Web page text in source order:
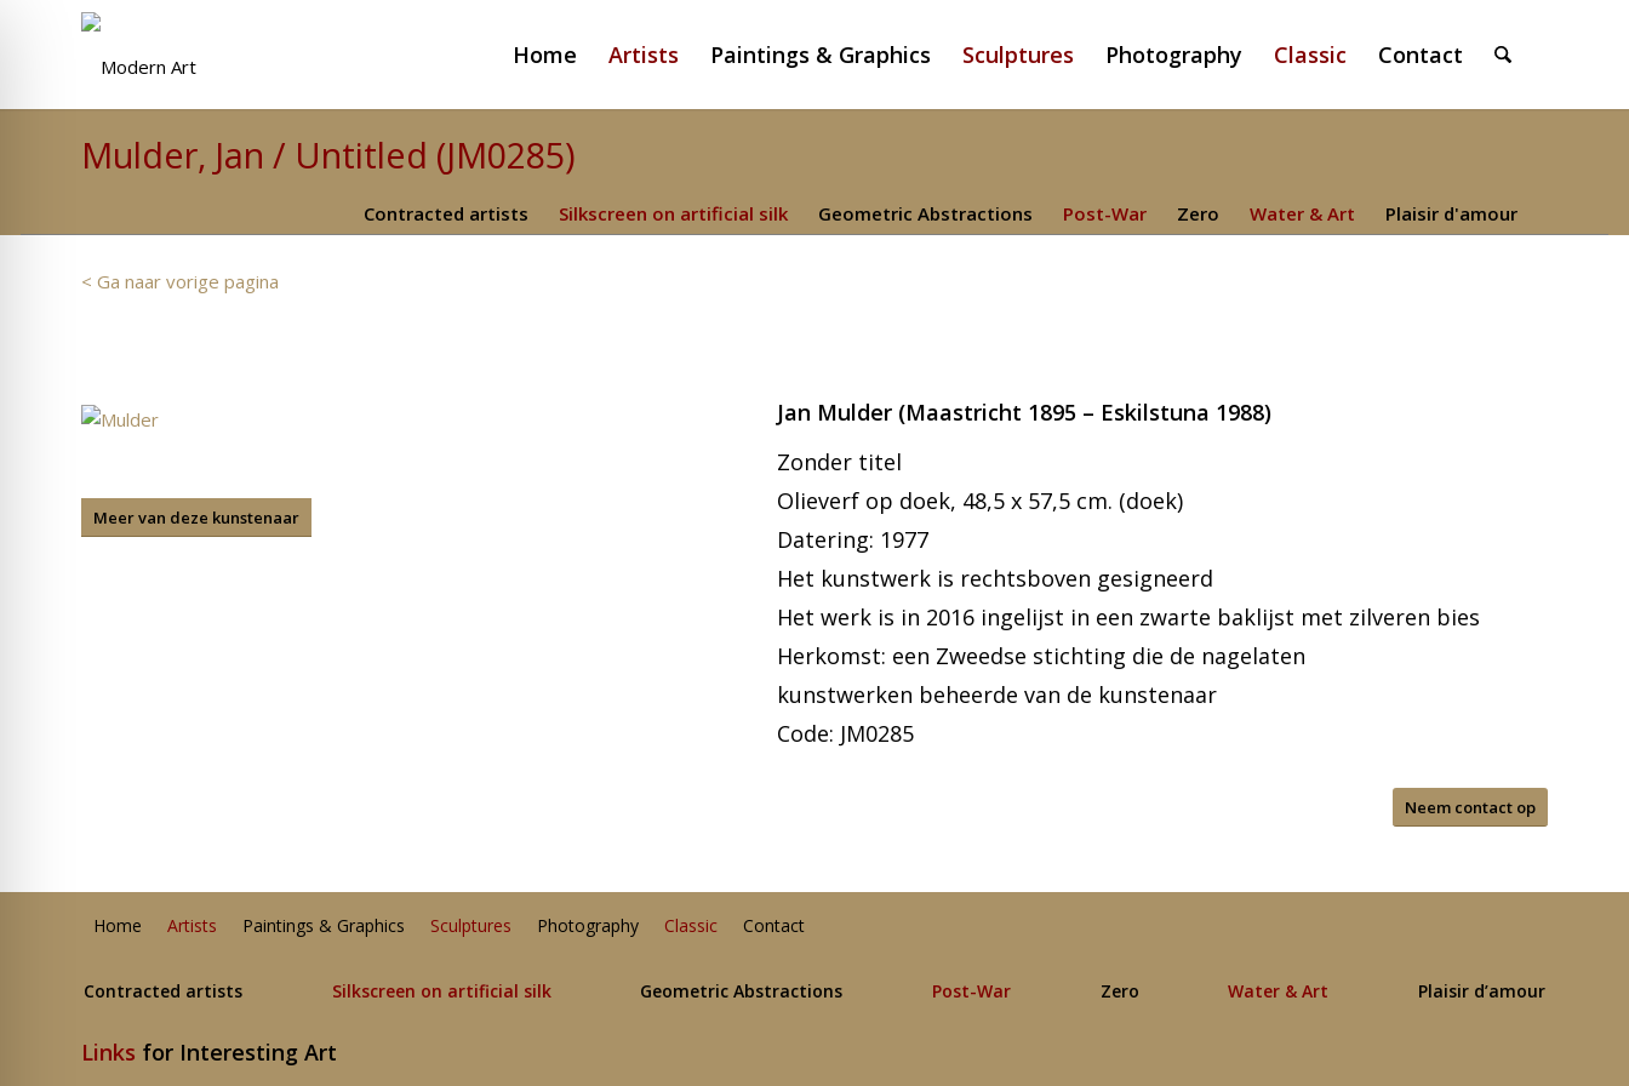
Home Artists Paintings & Graphics Sculptures Photography Classic Contact
Mulder, Jan / Untitled (JM0285)
Contracted artists Silkscreen on artificial silk Geometric Abstractions Post-War Zero Water & Art Plaisir d'amour
< Ga naar vorige pagina
Meer van deze kunstenaar
Jan Mulder (Maastricht 1895 – Eskilstuna 1988)
Zonder titel
Olieverf op doek, 48,5 x 57,5 cm. (doek)
Datering: 1977
Het kunstwerk is rechtsboven gesigneerd
Het werk is in 2016 ingelijst in een zwarte baklijst met zilveren bies
Herkomst: een Zweedse stichting die de nagelaten
kunstwerken beheerde van de kunstenaar
Code: JM0285
Neem contact op
Home Artists Paintings & Graphics Sculptures Photography Classic Contact
Contracted artists Silkscreen on artificial silk Geometric Abstractions Post-War Zero Water & Art Plaisir d’amour
Links for Interesting Art